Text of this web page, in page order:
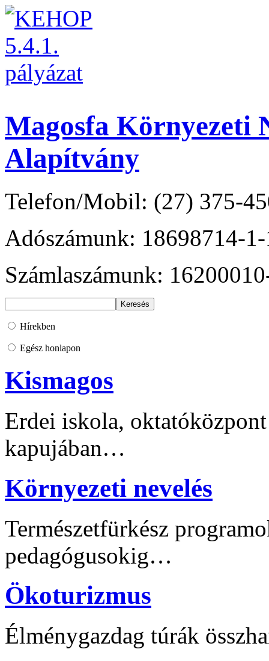
Magosfa Környezeti
Alapítvány
Telefon/Mobil: (27) 375-
Adószámunk: 18698714-
Számlaszámunk:
Hírekben
Egész honlapon
Kismagos
Erdei iskola,
kapujában…
Környezeti nevelés
Természetfürkész
pedagógusokig…
Ökoturizmus
Élménygazdag túrák